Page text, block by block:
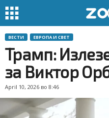
ВЕСТИ ЕВРОПА И СВЕТ
Трамп:
за Виктор
April 10, 2026 во 8:46